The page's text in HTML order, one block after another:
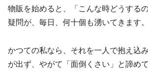
物販を始めると、「こんな時どうする
疑問が、毎日、何十個も湧いてきます。
かつての私なら、それを一人で抱え込
が出ず、やがて「面倒くさい」と諦めて